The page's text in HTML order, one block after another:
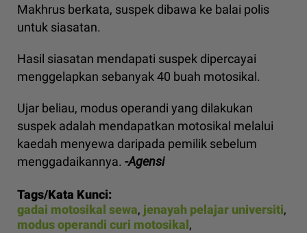
Makhrus berkata, suspek dibawa ke balai polis
untuk siasatan.
Hasil siasatan mendapati suspek dipercayai
menggelapkan sebanyak 40 buah motosikal.
Ujar beliau, modus operandi yang dilakukan
suspek adalah mendapatkan motosikal melalui
kaedah menyewa daripada pemilik sebelum
menggadaikannya. -Agensi
Tags/Kata Kunci:
gadai motosikal sewa, jenayah pelajar universiti,
modus operandi curi motosikal,